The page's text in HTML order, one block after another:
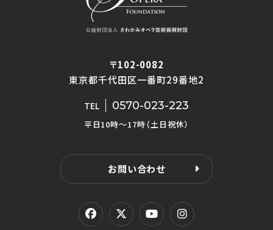
〒102-0082
東京都千代田区一番町29番地2
TEL 0570-023-223
平日10時〜17時（土日祝休）
お問い合わせ